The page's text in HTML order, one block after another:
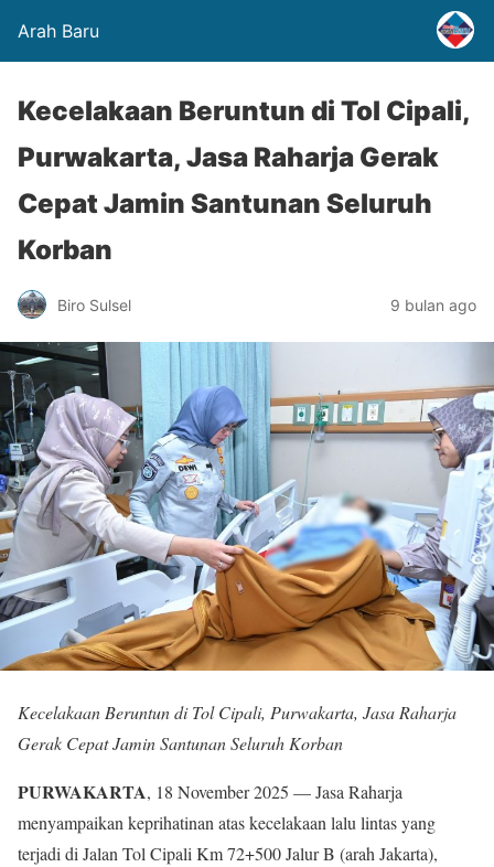
Arah Baru
Kecelakaan Beruntun di Tol Cipali,
Purwakarta, Jasa Raharja Gerak
Cepat Jamin Santunan Seluruh
Korban
Biro Sulsel 9 bulan ago
Kecelakaan Beruntun di Tol Cipali, Purwakarta, Jasa Raharja
Gerak Cepat Jamin Santunan Seluruh Korban
PURWAKARTA, 18 November 2025 — Jasa Raharja
menyampaikan keprihatinan atas kecelakaan lalu lintas yang
terjadi di Jalan Tol Cipali Km 72+500 Jalur B (arah Jakarta),